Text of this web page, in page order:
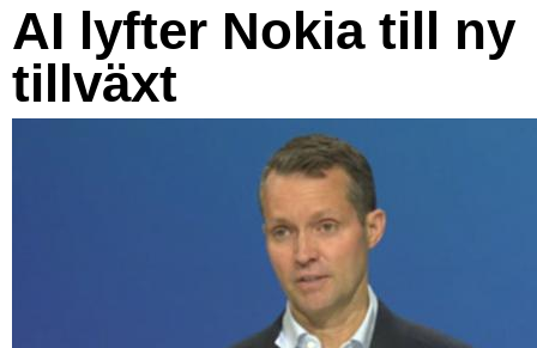
AI lyfter Nokia till ny
tillväxt